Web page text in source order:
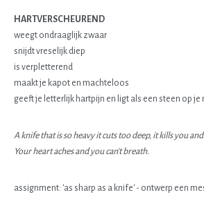
HARTVERSCHEUREND
weegt ondraaglijk zwaar
snijdt vreselijk diep
is verpletterend
maakt je kapot en machteloos
geeft je letterlijk hartpijn en ligt als een steen op je
A knife that is so heavy it cuts too deep, it kills you
Your heart aches and you can't breath.
assignment: 'as sharp as a knife' - ontwerp een